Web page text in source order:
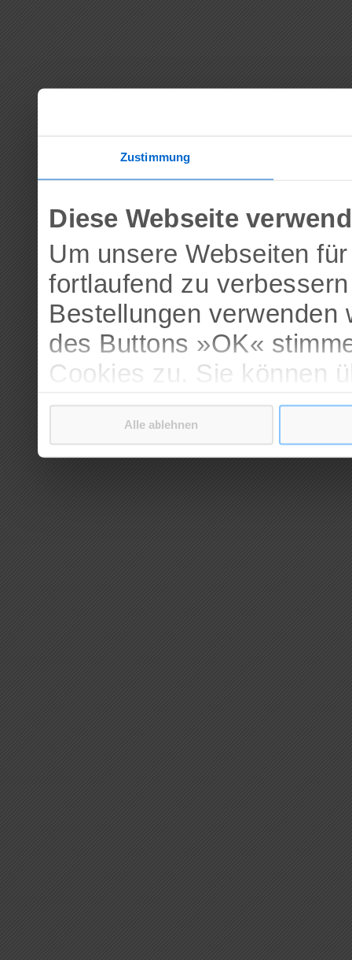
Zustimmung
Diese Webseite
Um unsere Webseiten
fortlaufend zu
Bestellungen
des Buttons »OK«
Cookies zu. Sie können
verschiedenen Cookies
bestätigen.
Weitere Informationen
Alle ablehnen